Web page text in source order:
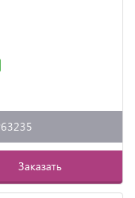
Заказать